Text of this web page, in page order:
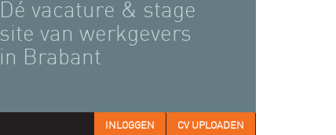
Dé vacature & stage
site van werkgevers
in Brabant
CV UPLOADEN
INLOGGEN